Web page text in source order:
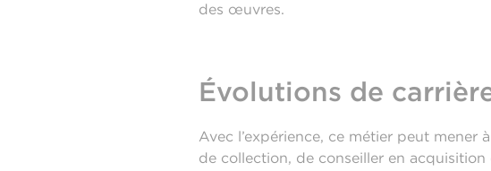
des œuvres.
Évolutions de
Avec l’expérience, ce métier peut
de collection, de conseiller en